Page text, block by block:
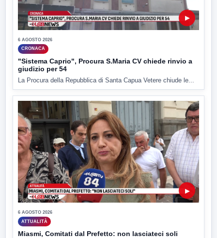
▶
6 AGOSTO 2026
CRONACA
"Sistema Caprio", Procura S.Maria CV chiede rinvio a
giudizio per 54
La Procura della Repubblica di Santa Capua Vetere chiude le...
▶
6 AGOSTO 2026
ATTUALITÀ
Miasmi, Comitati dal Prefetto: non lasciateci soli